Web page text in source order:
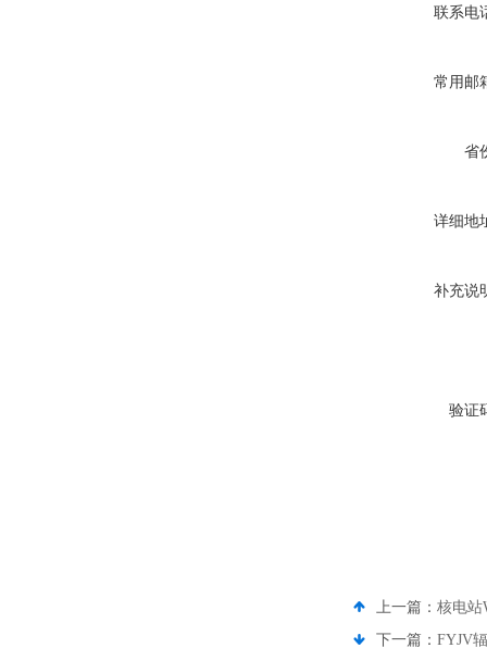
联系电
常用邮
省
详细地
补充说
验证
上一篇： 核电站
下一篇： FYJV